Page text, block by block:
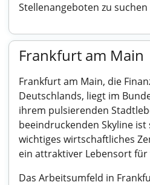
Stellenangeboten zu
Frankfurt am Main
Frankfurt am Main, die
Deutschlands, liegt im
ihrem pulsierenden
beeindruckenden Skyline
wichtiges wirtschaftliches
ein attraktiver Lebensort für
Das Arbeitsumfeld in